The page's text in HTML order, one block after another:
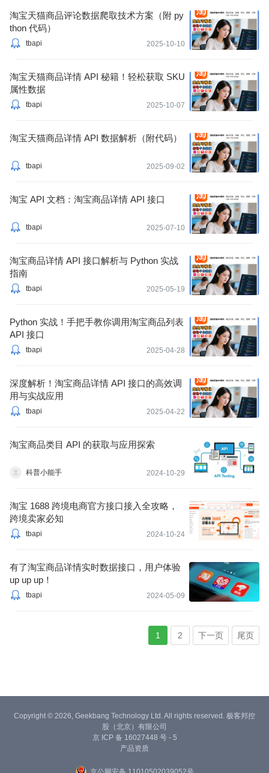
淘宝天猫商品评论数据爬取技术方案（附 py
thon 代码）
tbapi 2025-10-10
淘宝天猫商品详情 API 秘籍！轻松获取 SKU
属性数据
tbapi 2025-10-07
淘宝天猫商品详情 API 数据解析（附代码）
tbapi 2025-09-02
淘宝 API 文档：淘宝商品详情 API 接口
tbapi 2025-07-10
淘宝商品详情 API 接口解析与 Python 实战
指南
tbapi 2025-05-19
Python 实战！手把手教你调用淘宝商品列表
API 接口
tbapi 2025-04-28
深度解析！淘宝商品详情 API 接口的高效调
用与实战应用
tbapi 2025-04-22
淘宝商品类目 API 的获取与应用探索
科普小能手 2024-10-29
淘宝 1688 跨境电商官方接口接入全攻略，
跨境卖家必知
tbapi 2024-10-24
有了淘宝商品详情实时数据接口，用户体验
up up up！
tbapi 2024-05-09
1 2 下一页 尾页
Copyright © 2026, Geekbang Technology Ltd. All rights reserved. 极客邦控
股（北京）有限公司
京 ICP 备 16027448 号 - 5
产品资质